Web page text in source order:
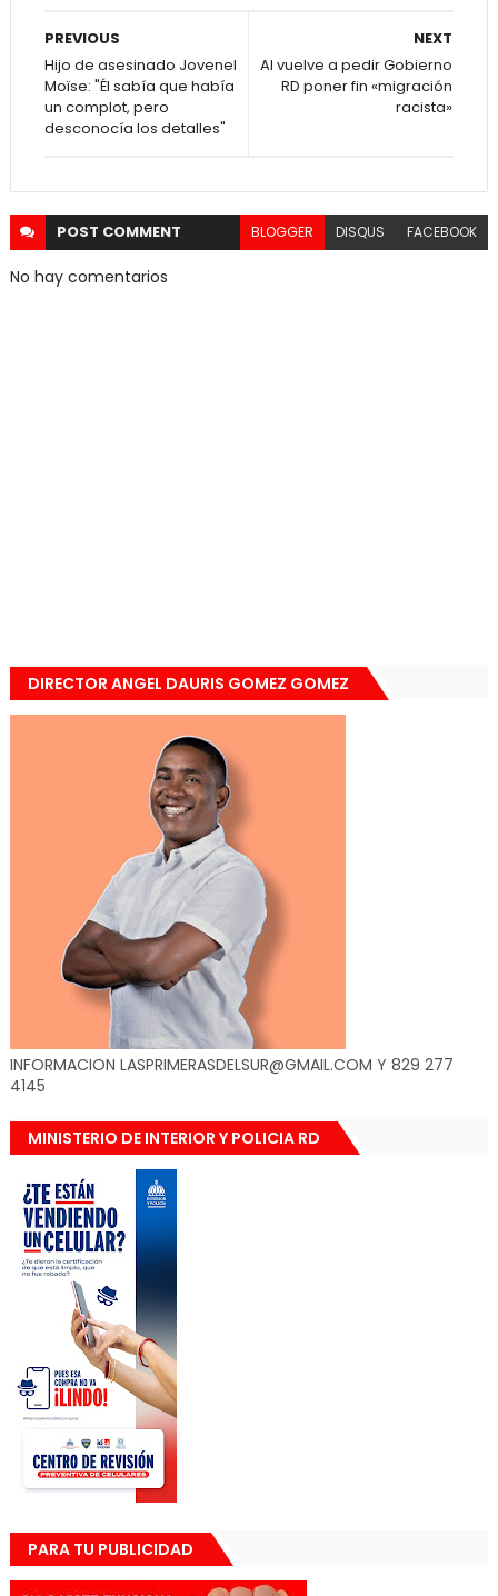
NEXT
AI vuelve a pedir Gobierno
RD poner fin «migración
racista»
PREVIOUS
Hijo de asesinado Jovenel
Moïse: "Él sabía que había
un complot, pero
desconocía los detalles"
POST COMMENT BLOGGER DISQUS FACEBOOK
No hay comentarios
DIRECTOR ANGEL DAURIS GOMEZ GOMEZ
INFORMACION LASPRIMERASDELSUR@GMAIL.COM Y 829 277
4145
MINISTERIO DE INTERIOR Y POLICIA RD
PARA TU PUBLICIDAD